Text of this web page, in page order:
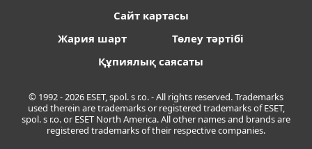
Сайт картасы
Жария шарт
Төлеу тәртібі
Құпиялық саясаты
© 1992 - 2026 ESET, spol. s r.o. - All rights reserved. Trademarks
used therein are trademarks or registered trademarks of ESET,
spol. s r.o. or ESET North America. All other names and brands are
registered trademarks of their respective companies.